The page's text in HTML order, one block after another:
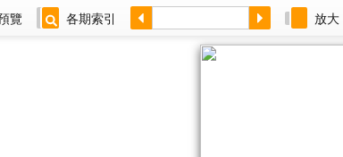
覽 各期索引 放大